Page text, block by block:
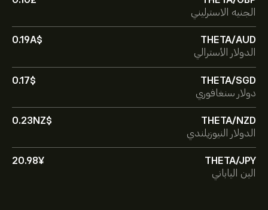
الجنيه الاسترليني
THETA/AUD
0.19‎A$‎
الدولار الأسترالي
THETA/SGD
0.17‎$‎
دولار سنغافوري
THETA/NZD
0.23‎NZ$‎
الدولار النيوزيلندي
THETA/JPY
20.98‎¥‎
الين الياباني